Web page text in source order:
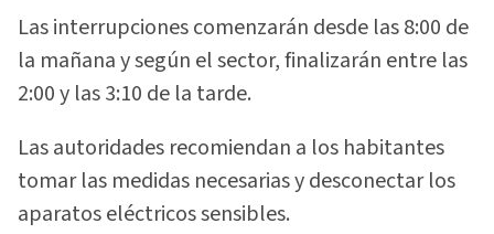
Las interrupciones comenzarán desde las 8:00 de
la mañana y según el sector, finalizarán entre las
2:00 y las 3:10 de la tarde.
Las autoridades recomiendan a los habitantes
tomar las medidas necesarias y desconectar los
aparatos eléctricos sensibles.